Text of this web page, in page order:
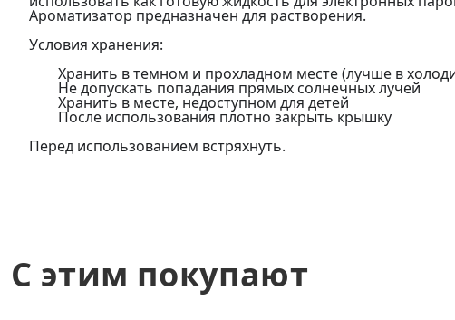
Ароматизатор предназначен для растворения.
Условия хранения:
Хранить в темном и прохладном месте (лучше в
Не допускать попадания прямых солнечных лучей
Хранить в месте, недоступном для детей
После использования плотно закрыть крышку
Перед использованием встряхнуть.
С этим покупают